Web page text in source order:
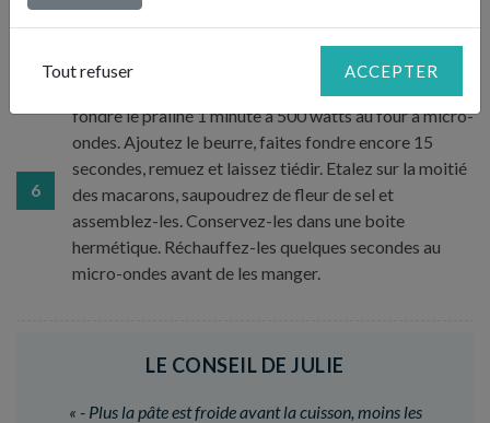
surface froide et laissez refroidir.
6
fondre le praliné 1 minute à 500 watts au four à micro-
ondes. Ajoutez le beurre, faites fondre encore 15
secondes, remuez et laissez tiédir. Etalez sur la moitié
des macarons, saupoudrez de fleur de sel et
assemblez-les. Conservez-les dans une boite
hermétique. Réchauffez-les quelques secondes au
micro-ondes avant de les manger.
LE CONSEIL DE JULIE
« - Plus la pâte est froide avant la cuisson, moins les
Tout refuser ACCEPTER